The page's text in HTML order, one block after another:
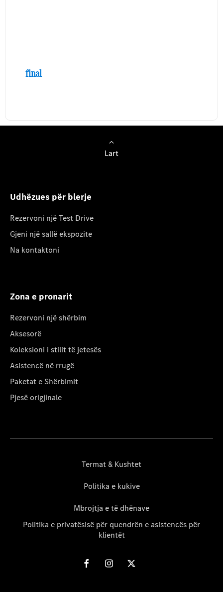
final
Lart
Udhëzues për blerje
Rezervoni një Test Drive
Gjeni një sallë ekspozite
Na kontaktoni
Zona e pronarit
Rezervoni një shërbim
Aksesorë
Koleksioni i stilit të jetesës
Asistencë në rrugë
Paketat e Shërbimit
Pjesë origjinale
Termat & Kushtet
Politika e kukive
Mbrojtja e të dhënave
Politika e privatësisë për quendrën e asistencës për
klientët